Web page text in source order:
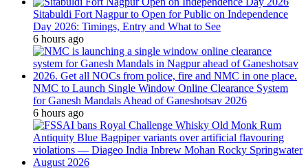
Sitabuldi Fort Nagpur to Open for Public on Independence
Day 2026: Timings, Entry and What to See
6 hours ago
NMC to Launch Single Window Online Clearance System
for Ganesh Mandals Ahead of Ganeshotsav 2026
6 hours ago